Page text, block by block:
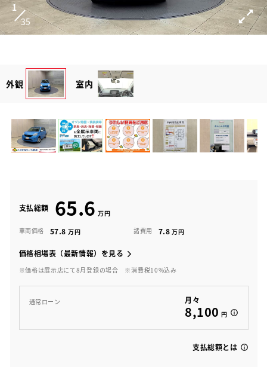
1
35
外観 室内
支払総額 65.6
車両価格 57.8 諸費用 7.8
価格相場表（最新情報）を見る
※価格は展示店にて8月登録の場合 ※消費税10%込み
通常ローン 月々
8,100 円
支払総額とは